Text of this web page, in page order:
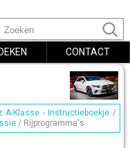
CONTACT
A-Klasse - Instructieboekje /
/ Rijprogramma's